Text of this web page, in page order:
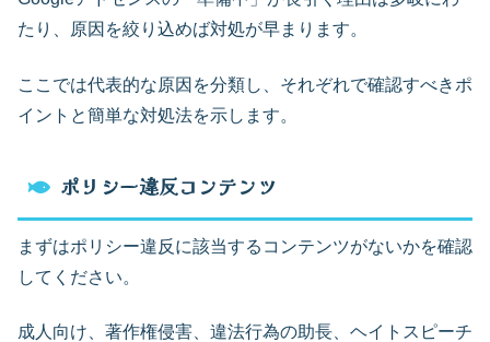
たり、原因を絞り込めば対処が早まります。
ここでは代表的な原因を分類し、それぞれで確認すべきポ
イントと簡単な対処法を示します。
ポリシー違反コンテンツ
まずはポリシー違反に該当するコンテンツがないかを確認
してください。
成人向け、著作権侵害、違法行為の助長、ヘイトスピーチ